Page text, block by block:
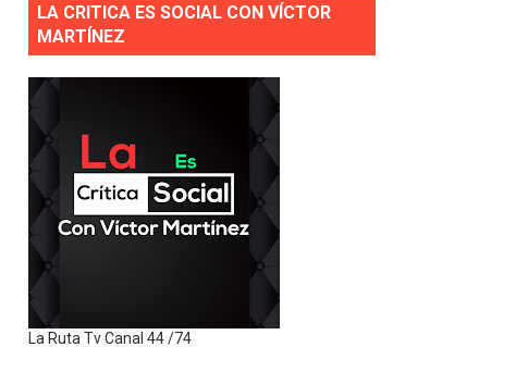
LA CRITICA ES SOCIAL CON VÍCTOR
MARTÍNEZ
La Ruta Tv Canal 44 /74